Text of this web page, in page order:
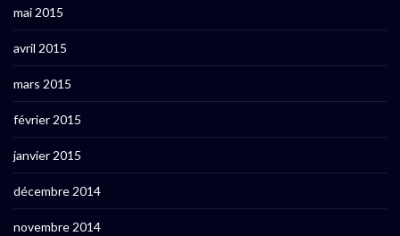
mai 2015
avril 2015
mars 2015
février 2015
janvier 2015
décembre 2014
novembre 2014